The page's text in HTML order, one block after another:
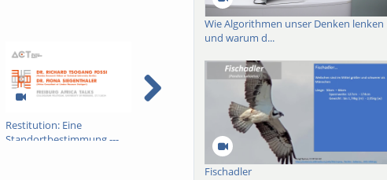
Restitution: Eine
Standortbestimmung ---
Deportationspläne in
Deutschland --- Freiburger
Afrikagespräche ---
vadis? --- Freiburger
Afrikagespräche ---
18.04.2024 --- ACT
Wie Algorithmen unser Denken lenken
und warum d...
Fischadler